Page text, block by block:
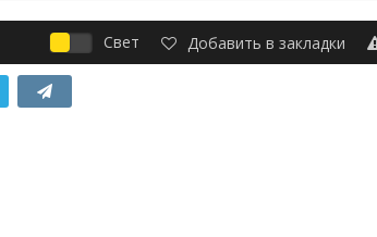
Свет Добавить в закладки